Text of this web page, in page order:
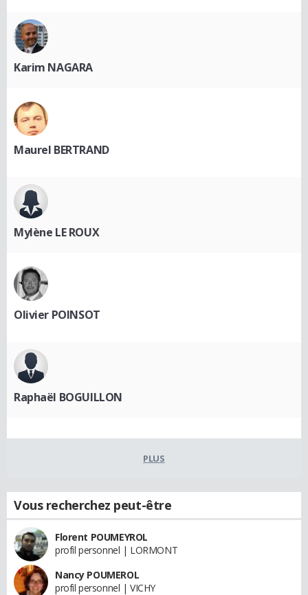
Karim NAGARA
Maurel BERTRAND
Mylène LE ROUX
Olivier POINSOT
Raphaël BOGUILLON
PLUS
Vous recherchez peut-être
Florent POUMEYROL
profil personnel | LORMONT
Nancy POUMEROL
profil personnel | VICHY